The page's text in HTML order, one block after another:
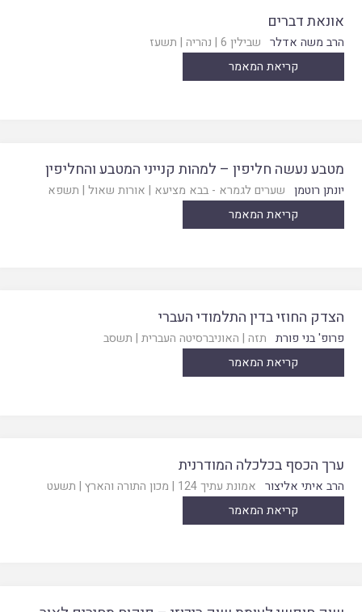
אונאת דברים
הרב משה אדלר שבילין 6 | נהריה | תשעז
קריאת המאמר
מטבע נעשה חליפין – למהות קנייני המטבע והחליפין
יונתן רוטמן שערים לגמרא - בבא מציעא | אורות שאול | תשפא
קריאת המאמר
הצדק החוזי בדין התלמודי העברי
פרופ' בני פורת תזה | האוניברסיטה העברית | תשסב
קריאת המאמר
ערך הכסף בכלכלה המודרנית
הרב איתי אליצור אמונת עתיך 124 | מכון התורה והארץ | תשעט
קריאת המאמר